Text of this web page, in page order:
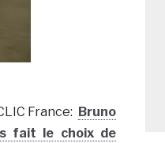
France: Bruno
fait le choix de